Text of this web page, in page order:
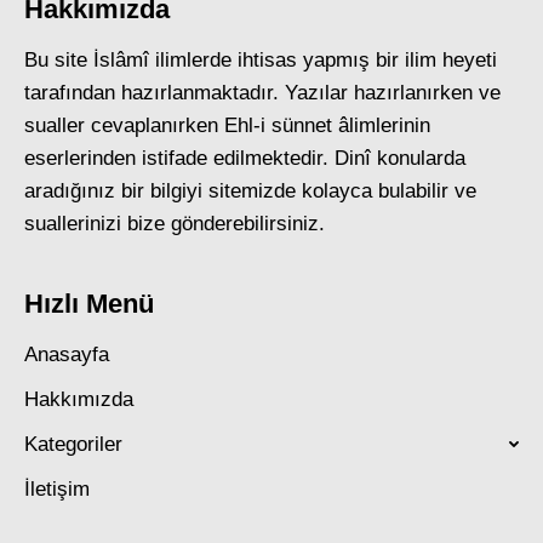
Hakkımızda
Bu site İslâmî ilimlerde ihtisas yapmış bir ilim heyeti
tarafından hazırlanmaktadır. Yazılar hazırlanırken ve
sualler cevaplanırken Ehl-i sünnet âlimlerinin
eserlerinden istifade edilmektedir. Dinî konularda
aradığınız bir bilgiyi sitemizde kolayca bulabilir ve
suallerinizi bize gönderebilirsiniz.
Hızlı Menü
Anasayfa
Hakkımızda
Kategoriler
İletişim